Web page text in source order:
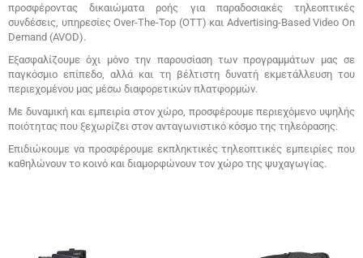
προσφέροντας δικαιώματα ροής για παραδοσιακές τηλεοπτικές
συνδέσεις, υπηρεσίες Over-The-Top (OTT) και Advertising-Based Video On
Demand (AVOD).
Εξασφαλίζουμε όχι μόνο την παρουσίαση των προγραμμάτων μας σε
παγκόσμιο επίπεδο, αλλά και τη βέλτιστη δυνατή εκμετάλλευση του
περιεχομένου μας μέσω διαφορετικών πλατφορμών.
Με δυναμική και εμπειρία στον χώρο, προσφέρουμε περιεχόμενο υψηλής
ποιότητας που ξεχωρίζει στον ανταγωνιστικό κόσμο της τηλεόρασης.
Επιδιώκουμε να προσφέρουμε εκπληκτικές τηλεοπτικές εμπειρίες που
καθηλώνουν το κοινό και διαμορφώνουν τον χώρο της ψυχαγωγίας.